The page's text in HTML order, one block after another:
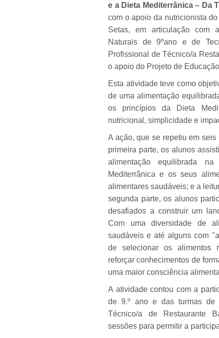
e a Dieta Mediterrânica – Da
com o apoio da nutricionista
Setas, em articulação com
Naturais de 9ºano e de
Profissional de Técnico/a
o apoio do Projeto de
Esta atividade teve como
de uma alimentação
os princípios da Dieta
nutricional, simplicidade e
A ação, que se repetiu em
primeira parte, os alunos
alimentação equilibrada
Mediterrânica e os seus
alimentares saudáveis; e a
segunda parte, os alunos
desafiados a construir um
Com uma diversidade de
saudáveis e até alguns com
de selecionar os alimentos
reforçar conhecimentos de
uma maior consciência
A atividade contou com a
de 9.º ano e das turmas de
Técnico/a de Restaurante
sessões para permitir a